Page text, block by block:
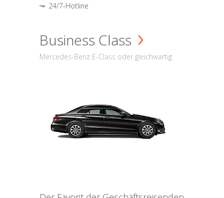
24/7-Hotline
Business Class
Mercedes-Benz E-Class oder gleichwärtig